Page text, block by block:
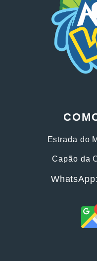
Estrada do
Capão da